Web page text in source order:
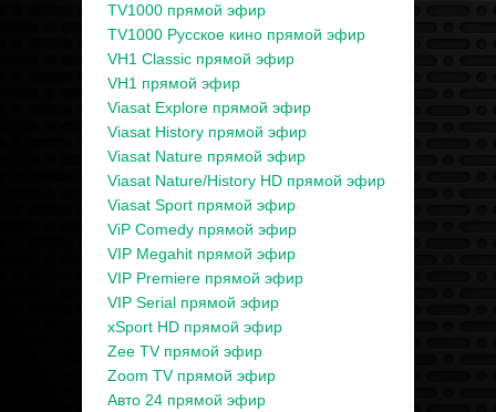
TV1000 прямой эфир
TV1000 Русское кино прямой эфир
VH1 Classic прямой эфир
VH1 прямой эфир
Viasat Explore прямой эфир
Viasat History прямой эфир
Viasat Nature прямой эфир
Viasat Nature/History HD прямой эфир
Viasat Sport прямой эфир
ViP Comedy прямой эфир
VIP Megahit прямой эфир
VIP Premiere прямой эфир
VIP Serial прямой эфир
xSport HD прямой эфир
Zee TV прямой эфир
Zoom TV прямой эфир
Авто 24 прямой эфир